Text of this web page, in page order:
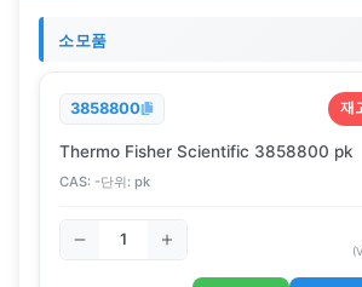
소모품
3858800 재
Thermo Fisher Scientific 3858800 pk
CAS: -단위: pk